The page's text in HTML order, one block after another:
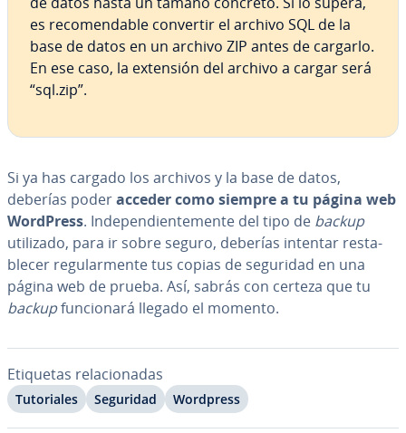
es re­co­me­n­da­ble convertir el archivo SQL de la
base de datos en un archivo ZIP antes de cargarlo.
En ese caso, la extensión del archivo a cargar será
“sql.zip”.
Si ya has cargado los archivos y la base de datos,
deberías poderacceder como siempre a tu página web
WordPress. In­de­pe­n­die­n­te­me­n­te del tipo de backup
utilizado, para ir sobre seguro, deberías intentar re­s­ta­
ble­cer re­gu­la­r­me­n­te tus copias de seguridad en una
página web de prueba. Así, sabrás con certeza que tu
backupfu­n­cio­na­rá llegado el momento.
Etiquetas re­la­cio­na­das
Tu­to­ria­les Seguridad Wordpress